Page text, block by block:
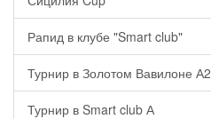
Рапид в клубе "Smart club"
Турнир в Золотом Вавилоне А2
Турнир в Smart club А